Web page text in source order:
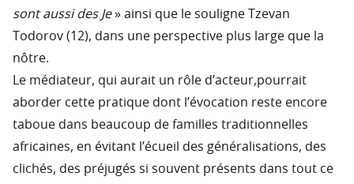
sont aussi des Je» ainsi que le souligne Tzevan
Todorov (12), dans une perspective plus large que la
nôtre.
Le médiateur, qui aurait un rôle d’acteur,pourrait
aborder cette pratique dont l’évocation reste encore
taboue dans beaucoup de familles traditionnelles
africaines, en évitant l’écueil des généralisations, des
clichés, des préjugés si souvent présents dans tout ce